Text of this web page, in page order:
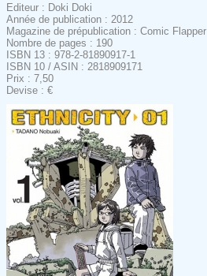
Editeur : Doki Doki
Année de publication : 2012
Magazine de prépublication : Comic Flapper
Nombre de pages : 190
ISBN 13 : 978-2-81890917-1
ISBN 10 / ASIN : 2818909171
Prix : 7,50
Devise : €